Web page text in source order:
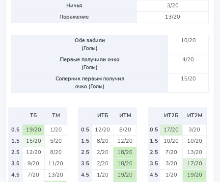
Ничья
3/20
Поражение
13/20
Обе забили
(Голы)
10/20
Первые получили очко
(Голы)
4/20
Соперник первым получил
очко (Голы)
15/20
ТБ
ТМ
0.5
19/20
1/20
1.5
15/20
5/20
2.5
12/20
8/20
3.5
9/20
11/20
4.5
7/20
13/20
ИТБ
ИТМ
0.5
12/20
8/20
1.5
8/20
12/20
2.5
2/20
18/20
3.5
2/20
18/20
4.5
1/20
19/20
ИТ2Б
ИТ2М
0.5
17/20
3/20
1.5
10/20
10/20
2.5
7/20
13/20
3.5
3/20
17/20
4.5
1/20
19/20